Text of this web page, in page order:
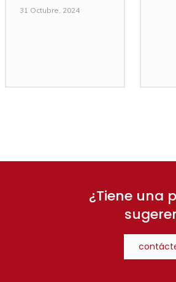
31 Octubre, 2024
¿Tiene una